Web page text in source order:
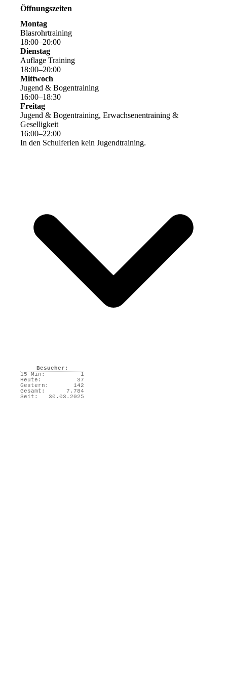
Öffnungszeiten
Montag
Blasrohrtraining
18:00–20:00
Dienstag
Auflage Training
18:00–20:00
Mittwoch
Jugend & Bogentraining
16:00–18:30
Freitag
Jugend & Bogentraining, Erwachsenentraining &
Geselligkeit
16:00–22:00
In den Schulferien kein Jugendtraining.